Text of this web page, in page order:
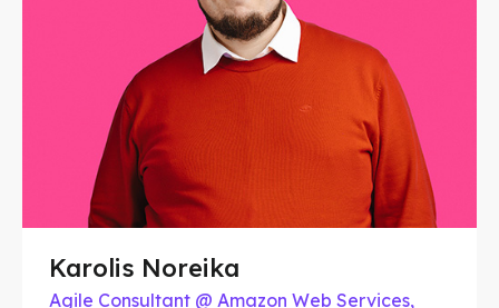
Karolis Noreika
Agile Consultant @ Amazon Web Services,